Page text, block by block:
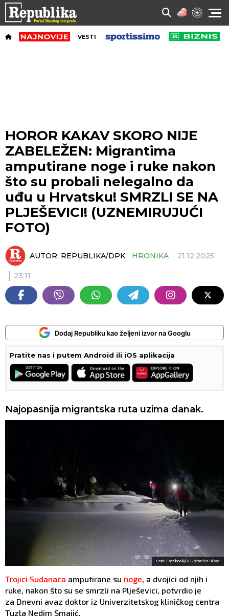
VESTI
HOROR KAKAV SKORO NIJE
ZABELEŽEN: Migrantima
amputirane noge i ruke nakon
što su probali nelegalno da
uđu u Hrvatsku! SMRZLI SE NA
PLJEŠEVICI! (UZNEMIRUJUĆI
FOTO)
AUTOR: REPUBLIKA/DPK HRONIKA 21.12.2025
23:11
Dodaj Republiku kao željeni izvor na Googlu
Pratite nas i putem Android ili iOS aplikacija
Najopasnija migrantska ruta uzima danak.
Foto: Facebook/GSS stanica Bihać
Trojici Sudanaca amputirane su noge, a dvojici od njih i
ruke, nakon što su se smrzli na Plješevici, potvrdio je
za Dnevni avaz doktor iz Univerzitetskog kliničkog centra
Tuzla Nedim Smajić.